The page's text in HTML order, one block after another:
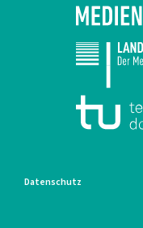
Datenschutz